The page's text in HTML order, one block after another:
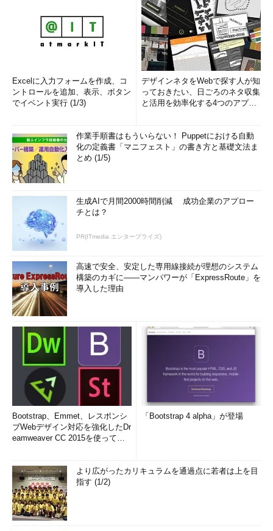
Excelに入力フォームを作成、コ
ントロールを追加、表示、ボタン
でイベント実行 (1/3)
デザインネタをWebで探す人が知
っておきたい、日ごろのネタ収集
と活用を効率化する4つのアプリ
作業手順書はもういらない！ Puppetにおける自動
化の定義書「マニフェスト」の書き方と基礎文法ま
とめ (1/5)
生成AIで月間2000時間削減 成功企業のアプロー
チとは？
PR(ITmedia エンタープライズ)
高速で安全、安定した専用線接続が理想のシステム
構築のカギに――マンパワーが「ExpressRoute」を
導入した理由
Bootstrap、Emmet、レスポンシ
ブWebデザイン対応を強化したDr
eamweaver CC 2015を使って
「Bootstrap 4 alpha」が登場
より広がったカリキュラムを通過点に若者は上を目
指す (1/2)